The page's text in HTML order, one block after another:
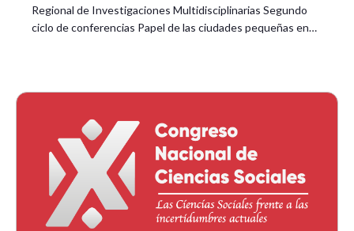
Regional de Investigaciones Multidisciplinarias Segundo
ciclo de conferencias Papel de las ciudades pequeñas en…